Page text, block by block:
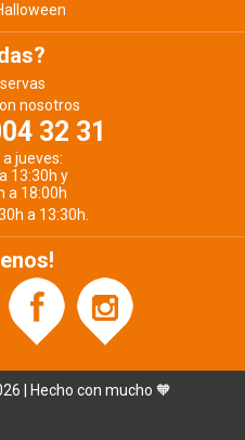
nosotros
32 31
a jueves:
13:30h y
a 18:00h
a 13:30h.
| Hecho con mucho 🧡